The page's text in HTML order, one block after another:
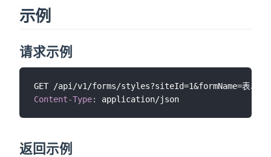
示例
请求示例
Content-Type: application/json
返回示例